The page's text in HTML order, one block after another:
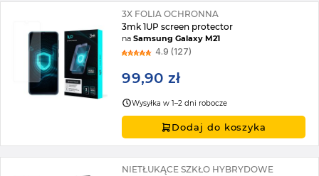
3X FOLIA OCHRONNA
3mk 1UP screen protector
naSamsung Galaxy M21
4.9 (127)
99,90 zł
Wysyłka w 1–2 dni robocze
Dodaj do koszyka
NIETŁUKĄCE SZKŁO HYBRYDOWE